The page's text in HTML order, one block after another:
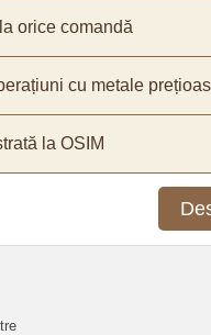
orice comandă
cu metale
la OSIM